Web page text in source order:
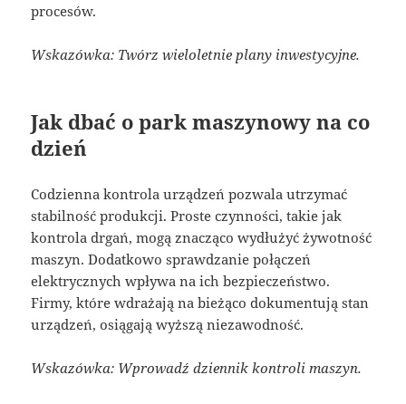
procesów.
Wskazówka: Twórz wieloletnie plany inwestycyjne.
Jak dbać o park maszynowy na co
dzień
Codzienna kontrola urządzeń pozwala utrzymać
stabilność produkcji. Proste czynności, takie jak
kontrola drgań, mogą znacząco wydłużyć żywotność
maszyn. Dodatkowo sprawdzanie połączeń
elektrycznych wpływa na ich bezpieczeństwo.
Firmy, które wdrażają na bieżąco dokumentują stan
urządzeń, osiągają wyższą niezawodność.
Wskazówka: Wprowadź dziennik kontroli maszyn.